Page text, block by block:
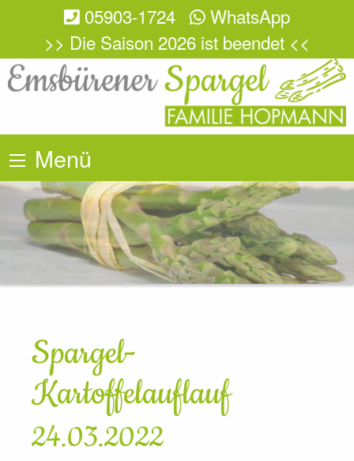
05903-1724
WhatsApp
>> Die Saison 2026 ist beendet <<
Menü
Spargel-
Kartoffelauflauf
24.03.2022